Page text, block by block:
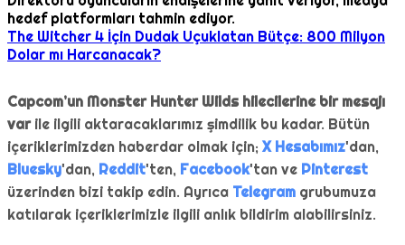
The Witcher 4 İçin Dudak Uçuklatan Bütçe: 800 Milyon
Dolar mı Harcanacak?
Capcom’un Monster Hunter Wilds hilecilerine bir mesajı
varile ilgili aktaracaklarımız şimdilik bu kadar. Bütün
içeriklerimizden haberdar olmak için; X Hesabımız'dan,
Bluesky'dan, Reddit'ten, Facebook'tan ve Pinterest
üzerinden bizi takip edin. Ayrıca Telegram grubumuza
katılarak içeriklerimizle ilgili anlık bildirim alabilirsiniz.